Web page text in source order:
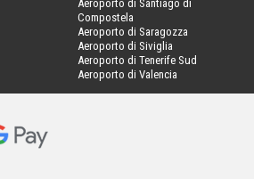
Aeroporto di Santiago di
Compostela
Aeroporto di Saragozza
Aeroporto di Siviglia
Aeroporto di Tenerife Sud
Aeroporto di Valencia